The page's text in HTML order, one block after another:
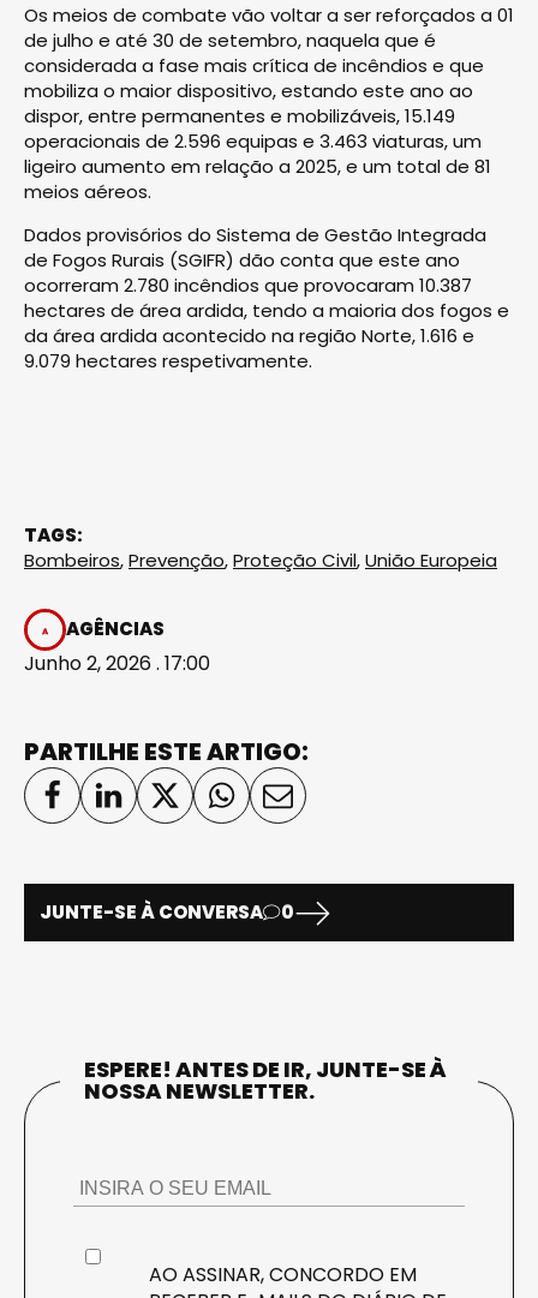
Os meios de combate vão voltar a ser reforçados a 01
de julho e até 30 de setembro, naquela que é
considerada a fase mais crítica de incêndios e que
mobiliza o maior dispositivo, estando este ano ao
dispor, entre permanentes e mobilizáveis, 15.149
operacionais de 2.596 equipas e 3.463 viaturas, um
ligeiro aumento em relação a 2025, e um total de 81
meios aéreos.
Dados provisórios do Sistema de Gestão Integrada
de Fogos Rurais (SGIFR) dão conta que este ano
ocorreram 2.780 incêndios que provocaram 10.387
hectares de área ardida, tendo a maioria dos fogos e
da área ardida acontecido na região Norte, 1.616 e
9.079 hectares respetivamente.
TAGS:
Bombeiros,Prevenção,Proteção Civil,União Europeia
AGÊNCIAS
Junho 2, 2026 . 17:00
PARTILHE ESTE ARTIGO:
JUNTE-SE À CONVERSA 0
ESPERE! ANTES DE IR, JUNTE-SE À
NOSSA NEWSLETTER.
AO ASSINAR, CONCORDO EM